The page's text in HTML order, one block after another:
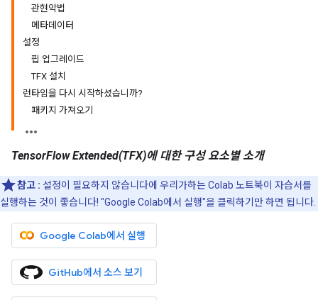
관현악법
메타데이터
설정
핍 업그레이드
TFX 설치
런타임을 다시 시작하셨습니까?
패키지 가져오기
TensorFlow Extended(TFX)에 대한 구성 요소별 소개
참고 : 설정이 필요하지 않습니다에 우리가하는 Colab 노트북이 자습서를
실행하는 것이 좋습니다! "Google Colab에서 실행"을 클릭하기만 하면 됩니다.
Google Colab에서 실행
GitHub에서 소스 보기